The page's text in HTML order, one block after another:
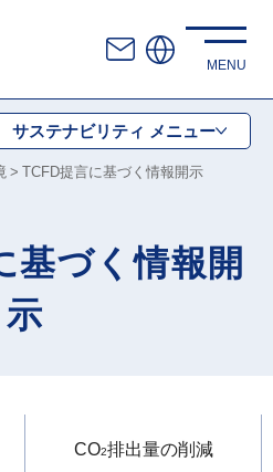
サステナビリティ メニュー
TCFD提言に基づく情報開示
基づく情報開
示
CO2排出量の削減